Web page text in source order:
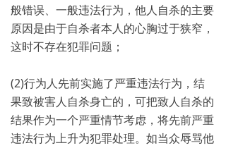
般错误、一般违法行为，他人自杀的主要
原因是由于自杀者本人的心胸过于狭窄，
这时不存在犯罪问题；
(2)行为人先前实施了严重违法行为，结
果致被害人自杀身亡的，可把致人自杀的
结果作为一个严重情节考虑，将先前严重
违法行为上升为犯罪处理。如当众辱骂他